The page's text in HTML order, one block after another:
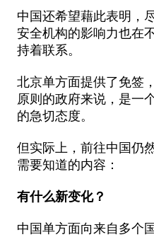
中国还希望藉此表明，
安全机构的影响力也在
持着联系。
北京单方面提供了免签
原则的政府来说，是一
的急切态度。
但实际上，前往中国仍
需要知道的内容：
有什么新变化？
中国单方面向来自多个